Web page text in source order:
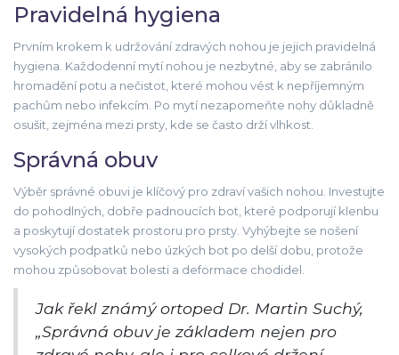
Pravidelná hygiena
Prvním krokem k udržování zdravých nohou je jejich pravidelná
hygiena. Každodenní mytí nohou je nezbytné, aby se zabránilo
hromadění potu a nečistot, které mohou vést k nepříjemným
pachům nebo infekcím. Po mytí nezapomeňte nohy důkladně
osušit, zejména mezi prsty, kde se často drží vlhkost.
Správná obuv
Výběr správné obuvi je klíčový pro zdraví vašich nohou. Investujte
do pohodlných, dobře padnoucích bot, které podporují klenbu
a poskytují dostatek prostoru pro prsty. Vyhýbejte se nošení
vysokých podpatků nebo úzkých bot po delší dobu, protože
mohou způsobovat bolesti a deformace chodidel.
Jak řekl známý ortoped Dr. Martin Suchý,
„Správná obuv je základem nejen pro